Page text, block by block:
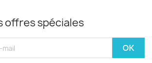
offres spéciales